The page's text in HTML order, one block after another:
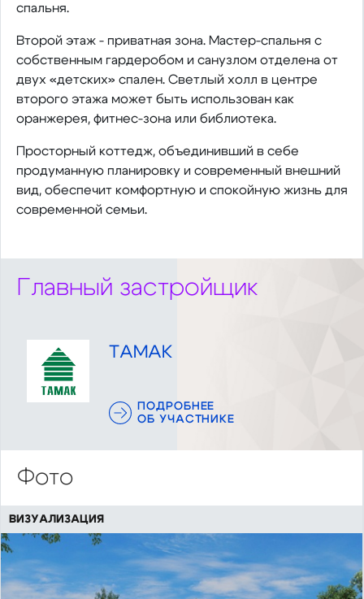
спальня.
Второй этаж - приватная зона. Мастер-спальня с
собственным гардеробом и санузлом отделена от
двух «детских» спален. Светлый холл в центре
второго этажа может быть использован как
оранжерея, фитнес-зона или библиотека.
Просторный коттедж, объединивший в себе
продуманную планировку и современный внешний
вид, обеспечит комфортную и спокойную жизнь для
современной семьи.
Главный застройщик
ТАМАК
ПОДРОБНЕЕ
ОБ УЧАСТНИКЕ
Фото
ВИЗУАЛИЗАЦИЯ